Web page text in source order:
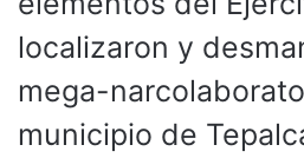
localizaron y
mega-
municipio de